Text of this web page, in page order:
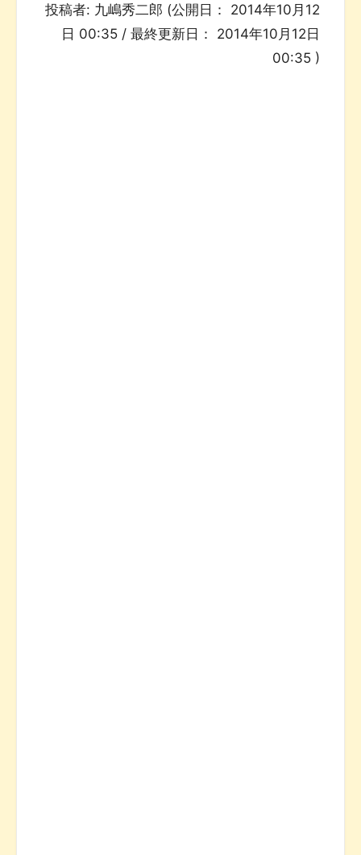
投稿者: 九嶋秀二郎 (公開日： 2014年10月12
日 00:35 / 最終更新日： 2014年10月12日
00:35 )